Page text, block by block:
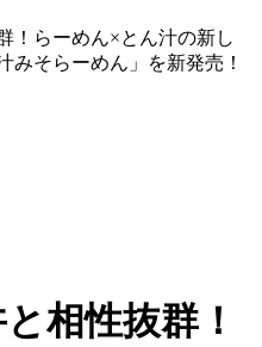
！らーめん×とん汁の新し
そらーめん」を新発売！
相性抜群！